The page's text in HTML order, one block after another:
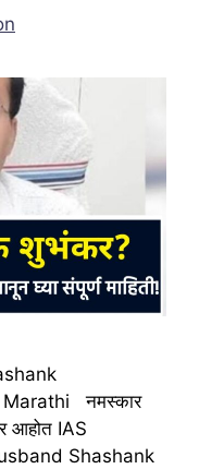
नमस्कार
आहोत IAS
Shashank